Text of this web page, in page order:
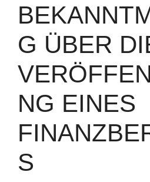
G ÜBER
NG EINES
S